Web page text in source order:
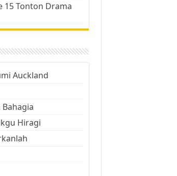
15 Tonton Drama
Auckland
Hiragi